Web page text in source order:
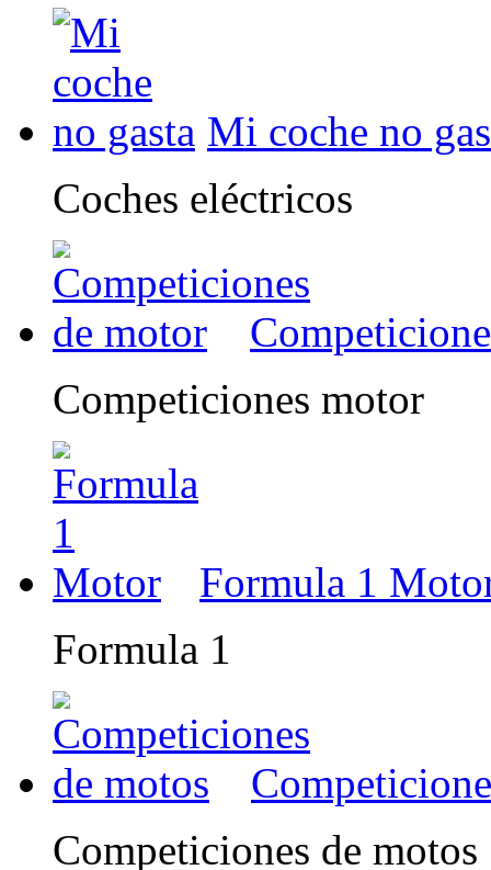
Mi coche no
Coches eléctricos
Competiciones motor
Formula 1
Formula 1
Competiciones de motos